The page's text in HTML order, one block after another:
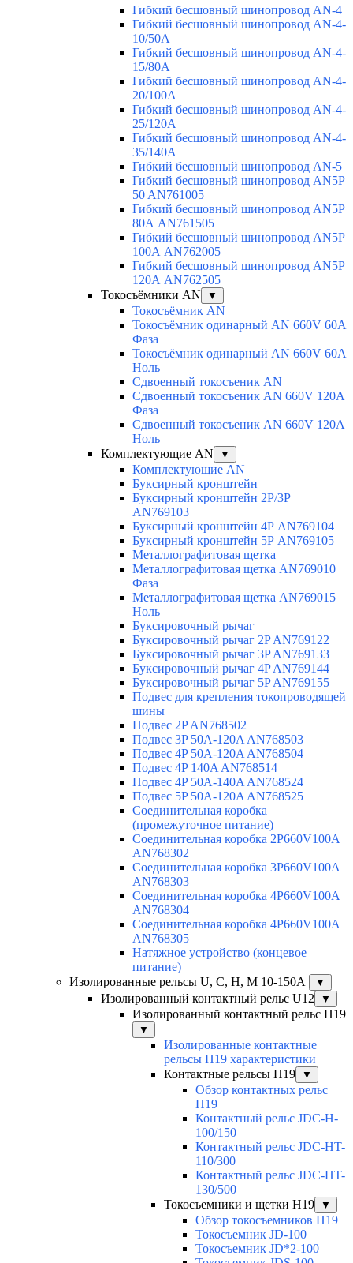
Гибкий бесшовный шинопровод AN-4
Гибкий бесшовный шинопровод AN-4-
10/50A
Гибкий бесшовный шинопровод AN-4-
15/80A
Гибкий бесшовный шинопровод AN-4-
20/100A
Гибкий бесшовный шинопровод AN-4-
25/120A
Гибкий бесшовный шинопровод AN-4-
35/140A
Гибкий бесшовный шинопровод AN-5
Гибкий бесшовный шинопровод AN5P
50 AN761005
Гибкий бесшовный шинопровод AN5P
80А AN761505
Гибкий бесшовный шинопровод AN5P
100А AN762005
Гибкий бесшовный шинопровод AN5P
120А AN762505
Токосъёмники AN
▼
Токосъёмник AN
Токосъёмник одинарный AN 660V 60A
Фаза
Токосъёмник одинарный AN 660V 60A
Ноль
Сдвоенный токосъеник AN
Сдвоенный токосъеник AN 660V 120A
Фаза
Сдвоенный токосъеник AN 660V 120A
Ноль
Комплектующие AN
▼
Комплектующие AN
Буксирный кронштейн
Буксирный кронштейн 2Р/3Р
AN769103
Буксирный кронштейн 4Р AN769104
Буксирный кронштейн 5Р AN769105
Металлографитовая щетка
Металлографитовая щетка AN769010
Фаза
Металлографитовая щетка AN769015
Ноль
Буксировочный рычаг
Буксировочный рычаг 2P AN769122
Буксировочный рычаг 3P AN769133
Буксировочный рычаг 4P AN769144
Буксировочный рычаг 5P AN769155
Подвес для крепления токопроводящей
шины
Подвес 2P AN768502
Подвес 3P 50A-120A AN768503
Подвес 4P 50A-120A AN768504
Подвес 4P 140A AN768514
Подвес 4P 50A-140A AN768524
Подвес 5P 50A-120A AN768525
Соединительная коробка
(промежуточное питание)
Соединительная коробка 2P660V100A
AN768302
Соединительная коробка 3P660V100A
AN768303
Соединительная коробка 4P660V100A
AN768304
Соединительная коробка 4P660V100A
AN768305
Натяжное устройство (концевое
питание)
Изолированные рельсы U, C, H, M 10-150А
▼
Изолированный контактный рельс U12 ▼
Изолированный контактный рельс Н19
▼
Изолированные контактные
рельсы Н19 характеристики
Контактные рельсы H19
▼
Обзор контактных рельс
H19
Контактный рельс JDC-H-
100/150
Контактный рельс JDC-HT-
110/300
Контактный рельс JDC-HT-
130/500
Токосъемники и щетки H19
▼
Обзор токосъемников H19
Токосъемник JD-100
Токосъемник JD*2-100